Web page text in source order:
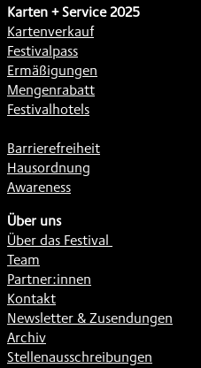
Karten + Service 2025
Kartenverkauf
Festivalpass
Ermäßigungen
Mengenrabatt
Festivalhotels
Barrierefreiheit
Hausordnung
Awareness
Über uns
Über das Festival
Team
Partner:innen
Kontakt
Newsletter & Zusendungen
Archiv
Stellenausschreibungen